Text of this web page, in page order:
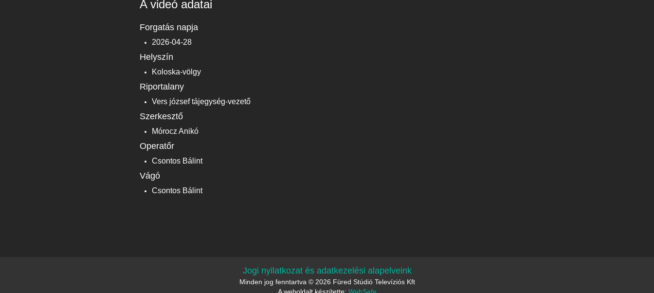
A videó adatai
Forgatás napja
2026-04-28
Helyszín
Koloska-völgy
Riportalany
Vers józsef tájegység-vezető
Szerkesztő
Mórocz Anikó
Operatőr
Csontos Bálint
Vágó
Csontos Bálint
Jogi nyilatkozat és adatkezelési alapelveink
Minden jog fenntartva © 2026 Füred Stúdió Televíziós Kft